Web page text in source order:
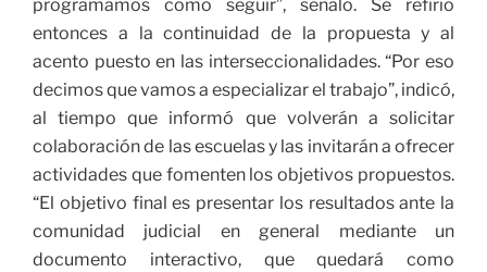
programamos cómo seguir”, señaló. Se refirió
entonces a la continuidad de la propuesta y al
acento puesto en las interseccionalidades. “Por eso
decimos que vamos a especializar el trabajo”, indicó,
al tiempo que informó que volverán a solicitar
colaboración de las escuelas y las invitarán a ofrecer
actividades que fomenten los objetivos propuestos.
“El objetivo final es presentar los resultados ante la
comunidad judicial en general mediante un
documento interactivo, que quedará como